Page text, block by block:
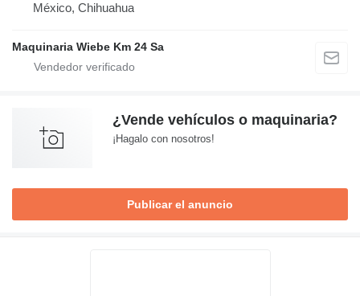
México, Chihuahua
Maquinaria Wiebe Km 24 Sa
¿Vende vehículos o maquinaria?
¡Hagalo con nosotros!
Publicar el anuncio